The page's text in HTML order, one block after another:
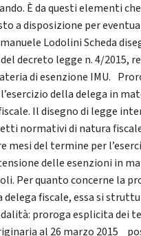
È da questi elementi
a disposizione per
Lodolini Scheda
decreto legge n. 4/2015,
di esenzione IMU.
della delega in
Il disegno di legge
normativi di natura
mesi del termine per
delle esenzioni in
Per quanto concerne la
fiscale, essa si
proroga esplicita dei
al 26 marzo 2015